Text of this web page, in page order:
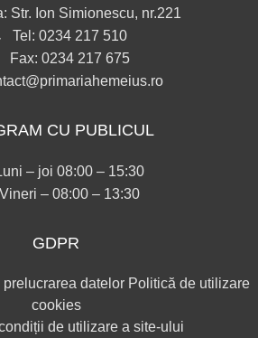
Str. Ion Simionescu, nr.221
Tel: 0234 217 510
Fax: 0234 217 675
CU PUBLICUL
– joi 08:00 – 15:30
Vineri – 08:00 – 13:30
GDPR
prelucrarea datelor Politică de utilizare
cookies
de utilizare a site-ului